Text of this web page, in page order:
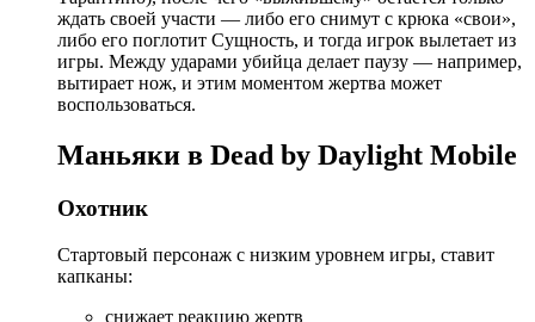
ждать своей участи — либо его снимут с крюка «свои»,
либо его поглотит Сущность, и тогда игрок вылетает из
игры. Между ударами убийца делает паузу — например,
вытирает нож, и этим моментом жертва может
воспользоваться.
Маньяки в Dead by Daylight Mobile
Охотник
Стартовый персонаж с низким уровнем игры, ставит
капканы:
снижает реакцию жертв